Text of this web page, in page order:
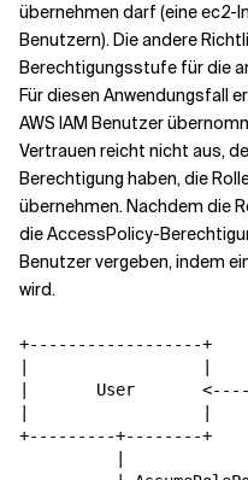
übernehmen darf (eine ec2-
Benutzern). Die andere
Berechtigungsstufe für die
Für diesen Anwendungsfall
AWS IAM Benutzer
Vertrauen reicht nicht aus,
Berechtigung haben, die
übernehmen. Nachdem die
die AccessPolicy-
Benutzer vergeben, indem
wird.
+------------------+
|       User
+---------+--------+